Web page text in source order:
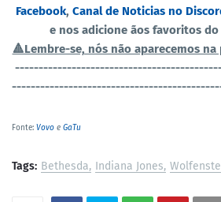
Facebook, Canal de Noticias no
e nos adicione ãos favoritos do
🔺Lembre-se, nós não aparecemos na
Fonte: Vovo e GaTu
Tags: Bethesda Indiana Jones